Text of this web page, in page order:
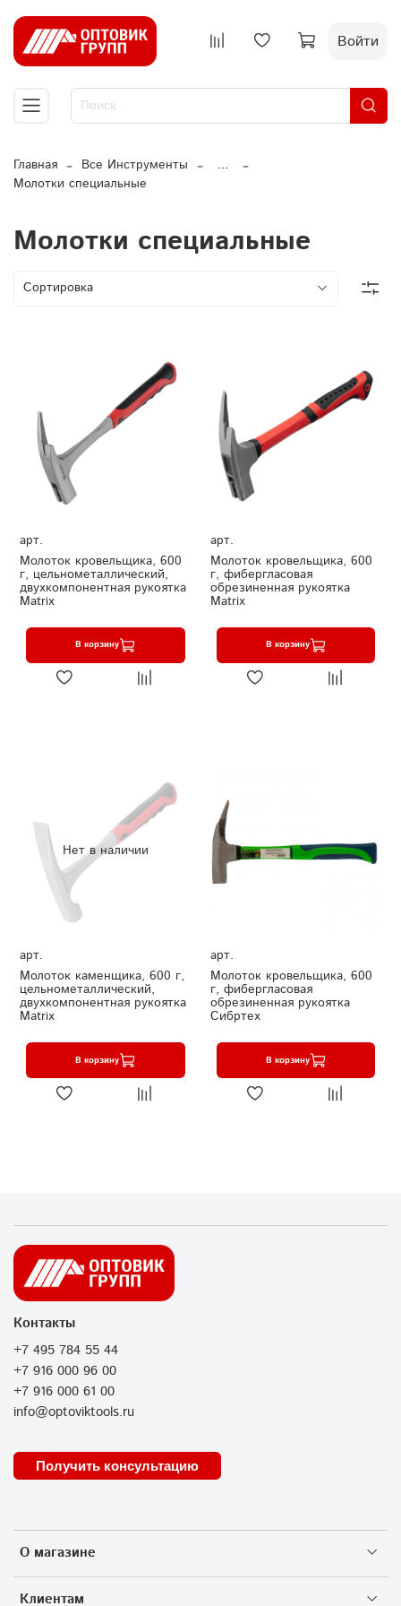
Войти
Главная Все Инструменты
...
Молотки специальные
Молотки специальные
арт.
Молоток кровельщика, 600
г, цельнометаллический,
двухкомпонентная рукоятка
Matrix
В корзину
арт.
Молоток кровельщика, 600
г, фибергласовая
обрезиненная рукоятка
Matrix
В корзину
Нет в наличии
арт.
Молоток каменщика, 600 г,
цельнометаллический,
двухкомпонентная рукоятка
Matrix
В корзину
арт.
Молоток кровельщика, 600
г, фибергласовая
обрезиненная рукоятка
Сибртех
В корзину
О магазине
Клиентам
Контакты
+7 495 784 55 44
+7 916 000 96 00
+7 916 000 61 00
info@optoviktools.ru
Получить консультацию